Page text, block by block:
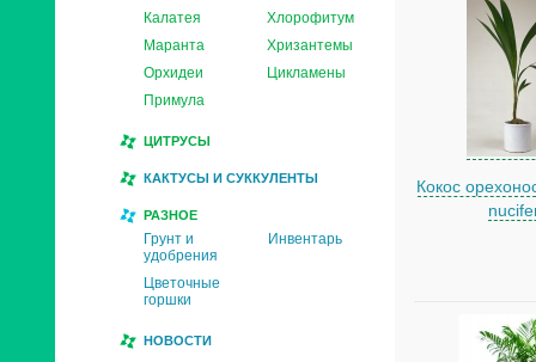
Калатея
Хлорофитум
Маранта
Хризантемы
Орхидеи
Цикламены
Примула
ЦИТРУСЫ
КАКТУСЫ И СУККУЛЕНТЫ
РАЗНОЕ
Грунт и
удобрения
Инвентарь
Цветочные
горшки
НОВОСТИ
Кокос